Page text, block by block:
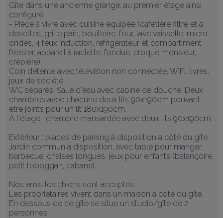
Gîte dans une ancienne grange, au premier étage ainsi
configuré
- Pièce à vivre avec cuisine équipée (cafetière filtre et à
dosettes, grille pain, bouilloire, four, lave vaisselle, micro
ondes, 4 feux induction, réfrigérateur et compartiment
freezer, appareil à raclette, fondue, croque monsieur,
crêpière).
Coin détente avec télévision non connectée, WIFI, livres,
jeux de société.
WC séparés. Salle d'eau avec cabine de douche. Deux
chambres avec chacune deux lits 90x190cm pouvant
être joints pour un lit 180x190cm.
A l'étage : chambre mansardée avec deux lits 90x190cm.
Extérieur : places de parking à disposition à côté du gîte.
Jardin commun à disposition, avec table pour manger,
barbecue, chaises longues, jeux pour enfants (balançoire,
petit toboggan, cabane).
Nos amis les chiens sont acceptés.
Les propriétaires vivent dans un maison à côté du gîte.
En dessous de ce gîte se situe un studio/gîte de 2
personnes.